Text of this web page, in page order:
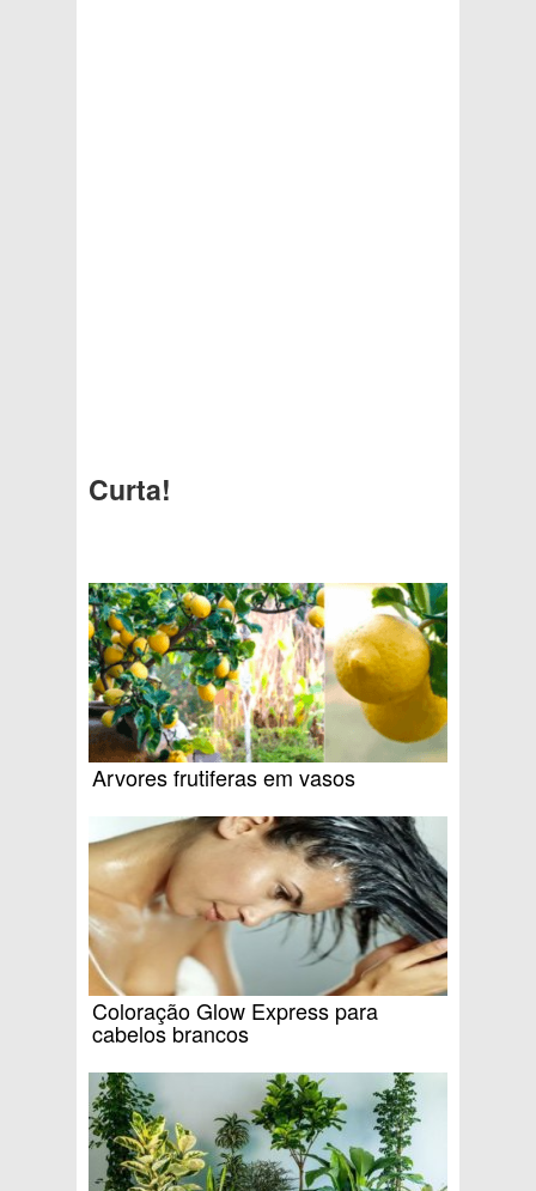
Curta!
Arvores frutiferas em vasos
Coloração Glow Express para
cabelos brancos